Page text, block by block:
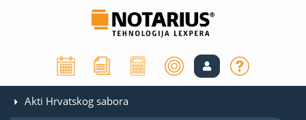
Akti Hrvatskog sabora